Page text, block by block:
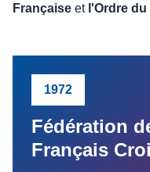
Française et l'Ordre
1972
Fédération
Français